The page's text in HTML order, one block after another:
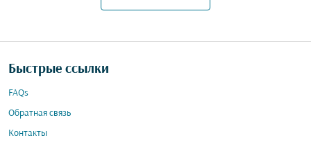
Быстрые ссылки
FAQs
Обратная связь
Контакты